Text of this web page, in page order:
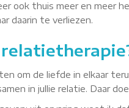
ook thuis meer en meer
daarin te verliezen.
om de liefde in elkaar
in jullie relatie. Daar